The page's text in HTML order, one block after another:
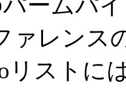
ァレン
リストに